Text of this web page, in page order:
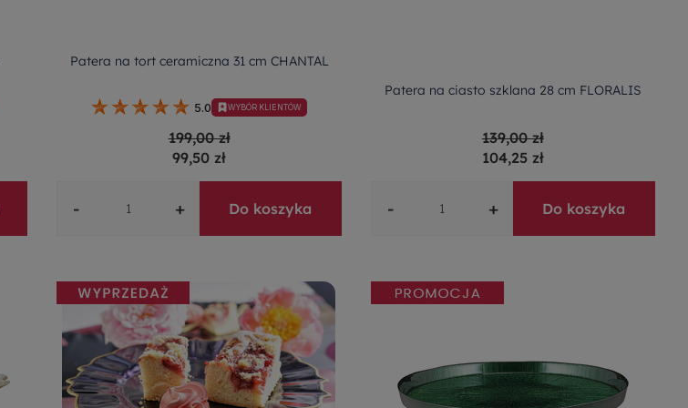
Patera na tort ceramiczna 31 cm CHANTAL
5.0 WYBÓR KLIENTÓW
199,00 zł
99,50 zł
- + Do koszyka
Patera na ciasto szklana 28 cm FLORALIS
139,00 zł
104,25 zł
- + Do koszyka